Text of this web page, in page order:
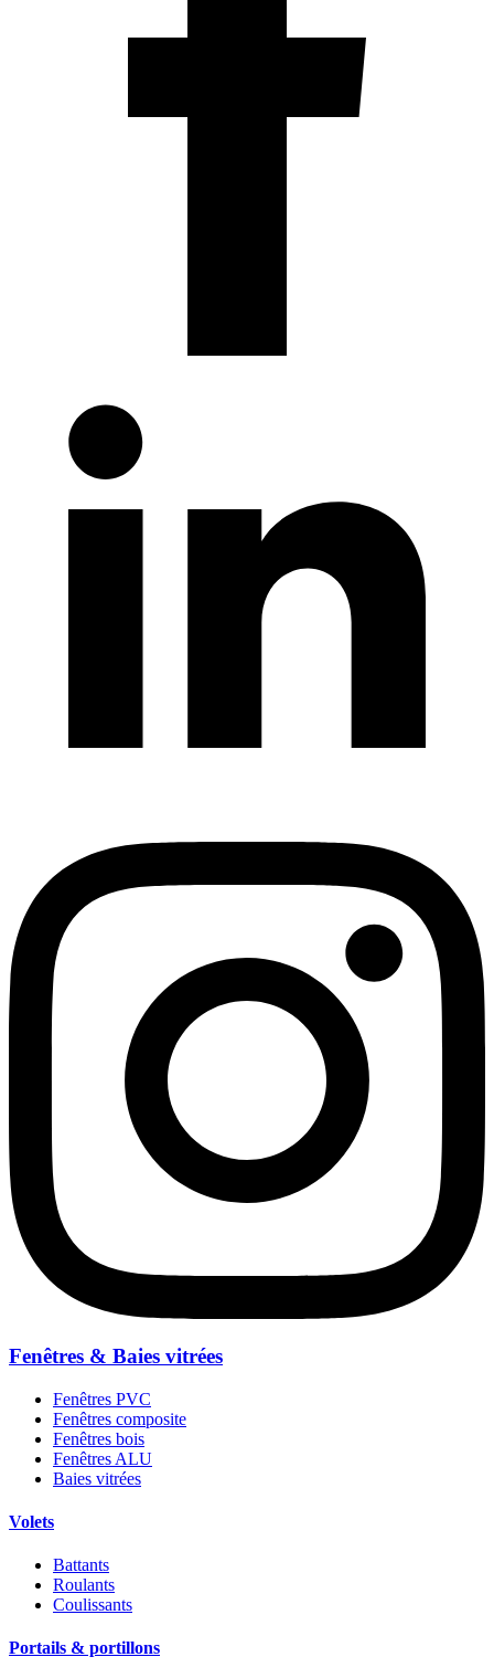
Fenêtres & Baies vitrées
Fenêtres PVC
Fenêtres composite
Fenêtres bois
Fenêtres ALU
Baies vitrées
Volets
Battants
Roulants
Coulissants
Portails & portillons